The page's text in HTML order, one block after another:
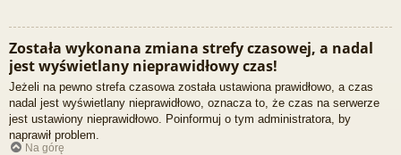
Została wykonana zmiana strefy czasowej, a nadal
jest wyświetlany nieprawidłowy czas!
Jeżeli na pewno strefa czasowa została ustawiona prawidłowo, a czas
nadal jest wyświetlany nieprawidłowo, oznacza to, że czas na serwerze
jest ustawiony nieprawidłowo. Poinformuj o tym administratora, by
naprawił problem.
Na górę